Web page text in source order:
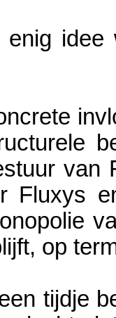
enig
van
Fluxys
op
tijdje